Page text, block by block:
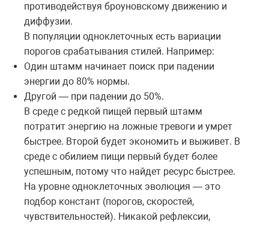
противодействуя броуновскому движению и
диффузии.
В популяции одноклеточных есть вариации
порогов срабатывания стилей. Например:
Один штамм начинает поиск при падении
энергии до 80% нормы.
Другой — при падении до 50%.
В среде с редкой пищей первый штамм
потратит энергию на ложные тревоги и умрет
быстрее. Второй будет экономить и выживет. В
среде с обилием пищи первый будет более
успешным, потому что найдет ресурс быстрее.
На уровне одноклеточных эволюция — это
подбор констант (порогов, скоростей,
чувствительностей). Никакой рефлексии,